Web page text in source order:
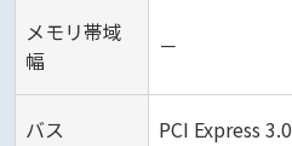
メモリ帯域
幅
－
バス PCI Express 3.0